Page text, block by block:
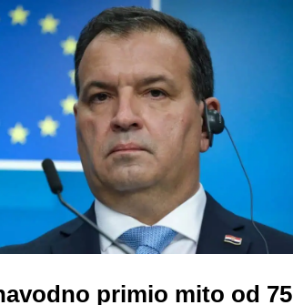
primio mito od 75